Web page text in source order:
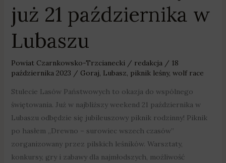
już 21 października w
Lubaszu
Powiat Czarnkowsko-Trzcianecki/ redakcja / 18
października 2023 / Goraj, Lubasz, piknik leśny, wolf race
Stulecie Lasów Państwowych to okazja do wspólnego
świętowania. Już w najbliższy weekend 21 października w
Lubaszu odbędzie się jubileuszowy piknik rodzinny! Piknik
po hasłem „Drewno – surowiec wszech czasów”
zorganizowany przez pilskich leśników. Warsztaty,
konkursy, gry i zabawy dla najmłodszych, możliwość